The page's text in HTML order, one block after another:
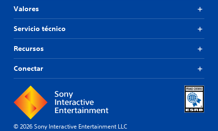
Valores
Servicio técnico
Recursos
Conectar
© 2026 Sony Interactive Entertainment LLC